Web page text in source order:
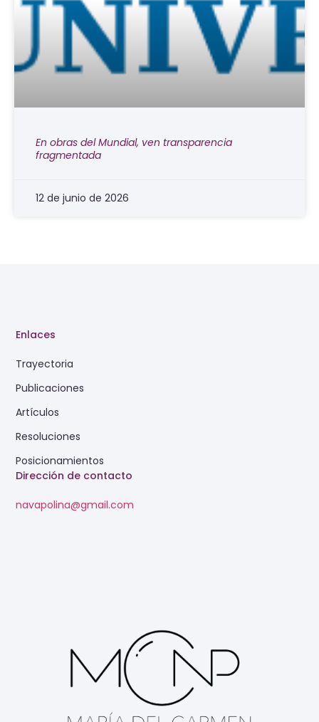
En obras del Mundial, ven transparencia
fragmentada
12 de junio de 2026
Dirección de contacto
navapolina@gmail.com
Enlaces
Trayectoria
Publicaciones
Artículos
Resoluciones
Posicionamientos